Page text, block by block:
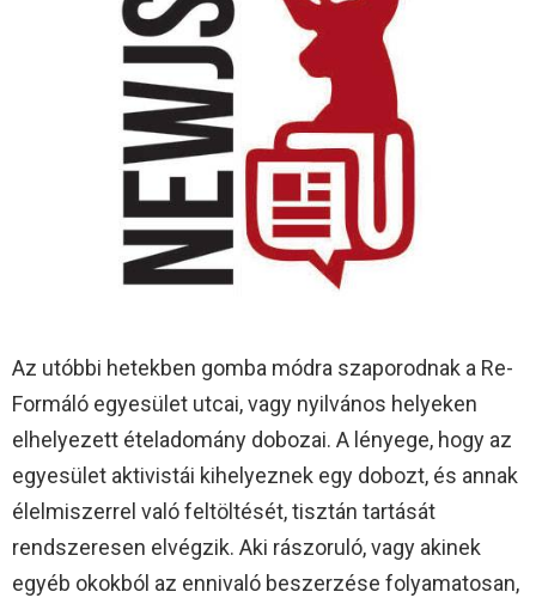
Az utóbbi hetekben gomba módra szaporodnak a Re-
Formáló egyesület utcai, vagy nyilvános helyeken
elhelyezett ételadomány dobozai. A lényege, hogy az
egyesület aktivistái kihelyeznek egy dobozt, és annak
élelmiszerrel való feltöltését, tisztán tartását
rendszeresen elvégzik. Aki rászoruló, vagy akinek
egyéb okokból az ennivaló beszerzése folyamatosan,